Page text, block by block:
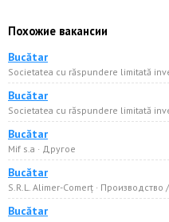
Похожие вакансии
Bucătar
Societatea cu răspundere limitată
Bucătar
Societatea cu răspundere limitată
Bucătar
Mif s.a · Другое
Bucătar
S.R.L. Alimer-Comerț ·
Bucătar